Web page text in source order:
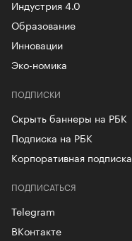
Индустрия 4.0
Образование
Инновации
Эко-номика
ПОДПИСКИ
Скрыть баннеры на РБК
Подписка на РБК
Корпоративная подписка
ПОДПИСАТЬСЯ
Telegram
ВКонтакте